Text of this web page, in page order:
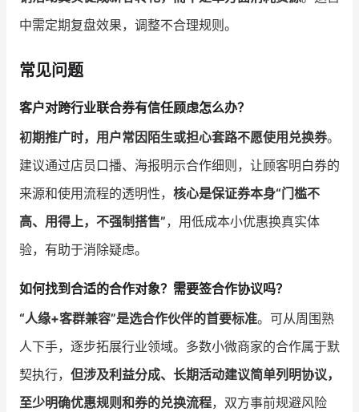
中需定期复盘效果，调整不合理规则。
常见问题
客户对跨行业联合券有信任顾虑怎么办？
初期推广时，用户常因陌生或担心套路不愿使用兑换券。
建议通过店员口播、海报明示合作细则，让顾客明白券的
来源和使用流程的透明性， 核心是保证券本身“门槛不
高、用得上，不强制搭售”，用低成本小优惠换真实体
验，有助于消除疑虑。
如何找到合适的合作对象？需要签合作协议吗？
“人缘+客群兼容”是选合作伙伴的首要标准。可从周围熟
人下手，逐步拓展行业领域。多数小微商家的合作属于默
契执行， 但涉及利益分成、长期活动建议简单列明协议，
至少明确优惠规则和券的兑换流程，双方事前规避风险